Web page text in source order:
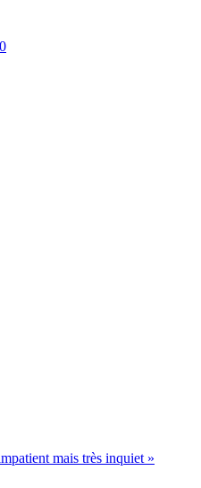
mais très inquiet »